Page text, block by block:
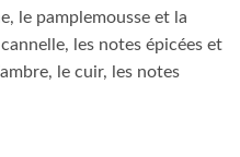
le pamplemousse et la
les notes épicées et
le cuir, les notes
Rabanne